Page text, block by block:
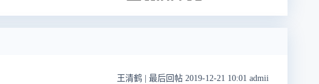
王清鹤 最后回帖 2019-12-21 10:01 admii